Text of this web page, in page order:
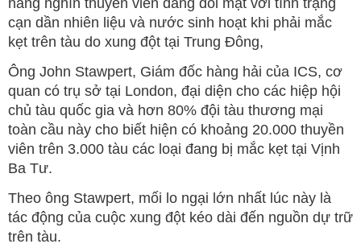
cạn dần nhiên liệu và nước sinh hoạt khi phải mắc
kẹt trên tàu do xung đột tại Trung Đông,
Ông John Stawpert, Giám đốc hàng hải của ICS, cơ
quan có trụ sở tại London, đại diện cho các hiệp hội
chủ tàu quốc gia và hơn 80% đội tàu thương mại
toàn cầu này cho biết hiện có khoảng 20.000 thuyền
viên trên 3.000 tàu các loại đang bị mắc kẹt tại Vịnh
Ba Tư.
Theo ông Stawpert, mối lo ngại lớn nhất lúc này là
tác động của cuộc xung đột kéo dài đến nguồn dự trữ
trên tàu.